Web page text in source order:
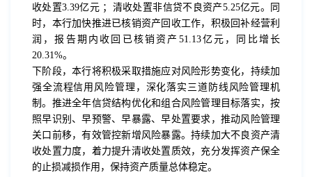
收处置3.39亿元 ；清收处置非信贷不良资产5.25亿元。同
时，本行加快推进已核销资产回收工作，积极回补经营利
润，报告期内收回已核销资产51.13亿元，同比增长
20.31%。
下阶段，本行将积极采取措施应对风险形势变化，持续加
强全流程信用风险管理，深化落实三道防线风险管理机
制。推进全年信贷结构优化和组合风险管理目标落实，按
照早识别、早预警、早暴露、早处置要求，推动风险管理
关口前移，有效管控新增风险暴露。持续加大不良资产清
收处置力度，着力提升清收处置质效，充分发挥资产保全
的止损减损作用，保持资产质量总体稳定。